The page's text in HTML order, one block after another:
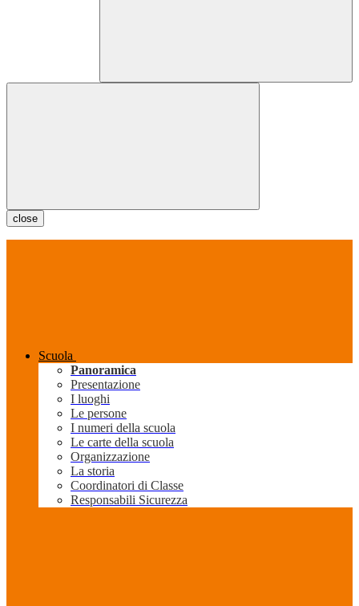
close
Scuola
Panoramica
Presentazione
I luoghi
Le persone
I numeri della scuola
Le carte della scuola
Organizzazione
La storia
Coordinatori di Classe
Responsabili Sicurezza